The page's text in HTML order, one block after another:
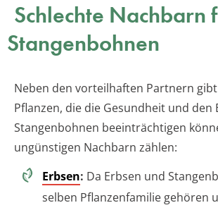
Schlechte Nachbarn
Stangenbohnen
Neben den vorteilhaften Partnern
Pflanzen, die die Gesundheit und den
Stangenbohnen beeinträchtigen
ungünstigen Nachbarn zählen:
Erbsen: Da Erbsen und
selben Pflanzenfamilie gehören